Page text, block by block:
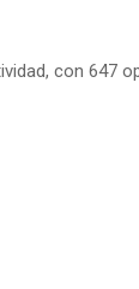
con 647